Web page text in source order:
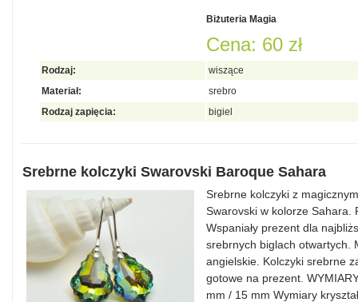
Biżuteria Magia
Cena: 60 zł
Rodzaj:
wiszące
Materiał:
srebro
Rodzaj zapięcia:
bigiel
Srebrne kolczyki Swarovski Baroque Sahara
Srebrne kolczyki z
Swarovski w kolorze Sahara.
Wspaniały prezent dla
srebrnych biglach otwartych.
angielskie. Kolczyki srebrne
gotowe na prezent.
mm / 15 mm Wymiary